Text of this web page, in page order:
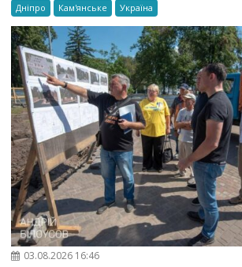
Дніпро Кам'янське Україна
03.08.2026 16:46